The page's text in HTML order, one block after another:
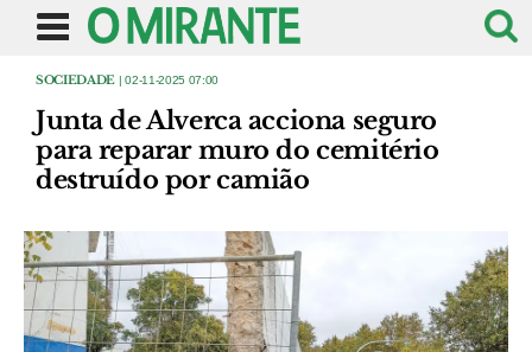
SOCIEDADE | 02-11-2025 07:00
Junta de Alverca acciona seguro
para reparar muro do cemitério
destruído por camião